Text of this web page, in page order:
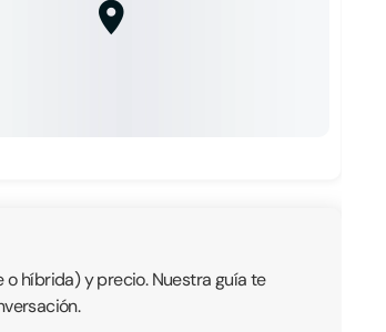
híbrida) y precio. Nuestra guía te